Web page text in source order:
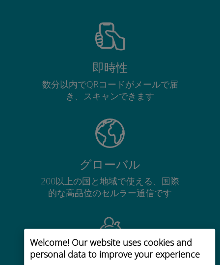
Welcome! Our website uses cookies and
personal data to improve your experience
即時性
数分以内でQRコードがメールで届
き、スキャンできます
グローバル
200以上の国と地域で使える、国際
的な高品位のセルラー通信です
コストパフォーマンス